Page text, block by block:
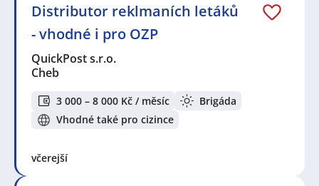
Distributor reklmaních letáků
- vhodné i pro OZP
QuickPost s.r.o.
Cheb
3 000 – 8 000 Kč / měsíc
Brigáda
Vhodné také pro cizince
včerejší